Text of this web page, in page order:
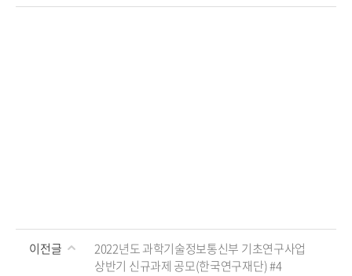
이전글
2022년도 과학기술정보통신부 기초연구사업
상반기 신규과제 공모(한국연구재단) #4